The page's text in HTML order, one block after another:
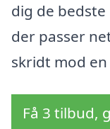
dig de
der passer
skridt mod
Få 3 tilbud,